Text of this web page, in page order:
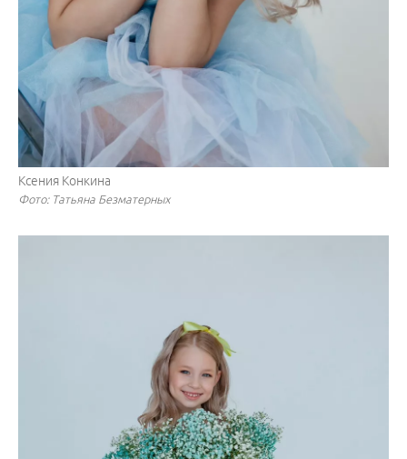
Ксения Конкина
Фото: Татьяна Безматерных